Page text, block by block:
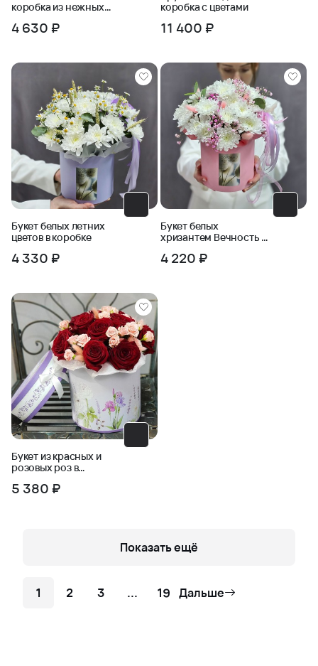
коробка из нежных
4 630 ₽
коробка с цветами
11 400 ₽
Букет белых летних
цветов в коробке
4 330 ₽
Букет белых
хризантем Вечность в
4 220 ₽
Букет из красных и
розовых роз в
5 380 ₽
Показать ещё
1 2 3 ... 19 Дальше